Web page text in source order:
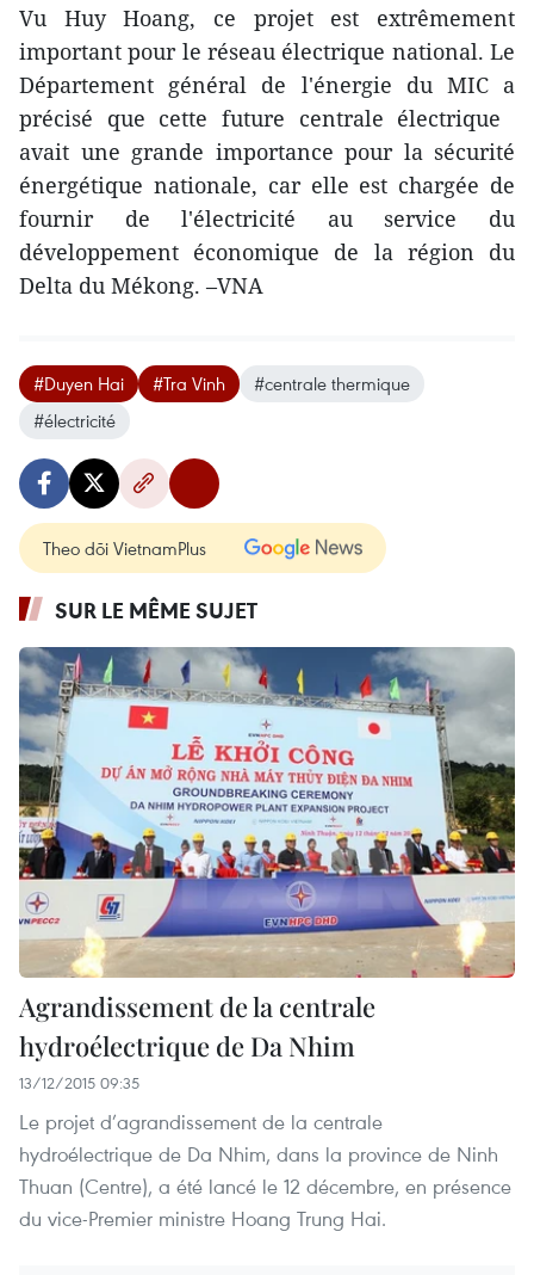
Vu Huy Hoang, ce projet ​est extrêmement
important pour le réseau électrique national. Le
Département général de l'énergie du MIC a
précisé que cette future centrale électrique ​
avait une grande importance pour la sécurité
énergétique nationale, car elle est chargée de
fournir de l'électricité au service du
développement économique de la région du
Delta du Mékong. –VNA
#Duyen Hai #Tra Vinh
#centrale thermique
#électricité
Theo dõi VietnamPlus
SUR LE MÊME SUJET
Agrandissement de la centrale
hydroélectrique de Da Nhim
13/12/2015 09:35
Le projet d’agrandissement de la centrale
hydroélectrique de Da Nhim, dans la province de Ninh
Thuan (Centre), a été lancé le 12 décembre, en présence
du vice-Premier ministre Hoang Trung Hai.